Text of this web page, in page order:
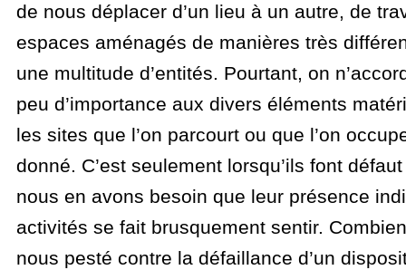
de nous déplacer d’un lieu à un autre, de
espaces aménagés de manières très
une multitude d’entités. Pourtant, on
peu d’importance aux divers éléments
les sites que l’on parcourt ou que l’on
donné. C’est seulement lorsqu’ils font
nous en avons besoin que leur présence
activités se fait brusquement sentir.
nous pesté contre la défaillance d’un